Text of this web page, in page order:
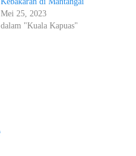
Mei 25, 2023
dalam "Kuala Kapuas"